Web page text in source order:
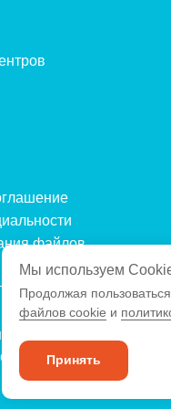
файлов
персональных
рекламных и
Мы используем
Продолжая
файлов cookie и
Принять